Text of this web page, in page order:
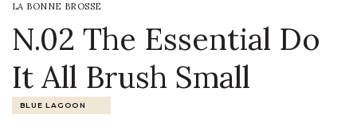
LA BONNE BROSSE
N.02 The Essential Do
It All Brush Small
BLUE LAGOON